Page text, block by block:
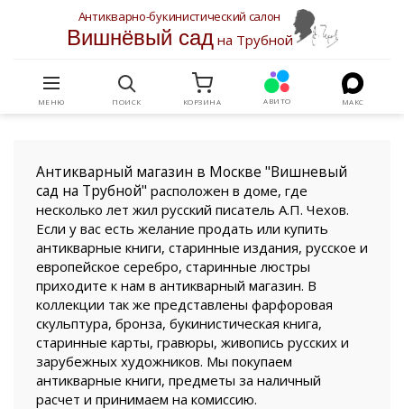
Антикварно-букинистический салон
Вишнёвый садна Трубной
МЕНЮ ПОИСК КОРЗИНА АВИТО МАКС
Антикварный магазин в Москве "Вишневый
сад на Трубной" расположен в доме, где
несколько лет жил русский писатель А.П. Чехов.
Если у вас есть желание продать или купить
антикварные книги, старинные издания, русское и
европейское серебро, старинные люстры
приходите к нам в антикварный магазин. В
коллекции так же представлены фарфоровая
скульптура, бронза, букинистическая книга,
старинные карты, гравюры, живопись русских и
зарубежных художников. Мы покупаем
антикварные книги, предметы за наличный
расчет и принимаем на комиссию.